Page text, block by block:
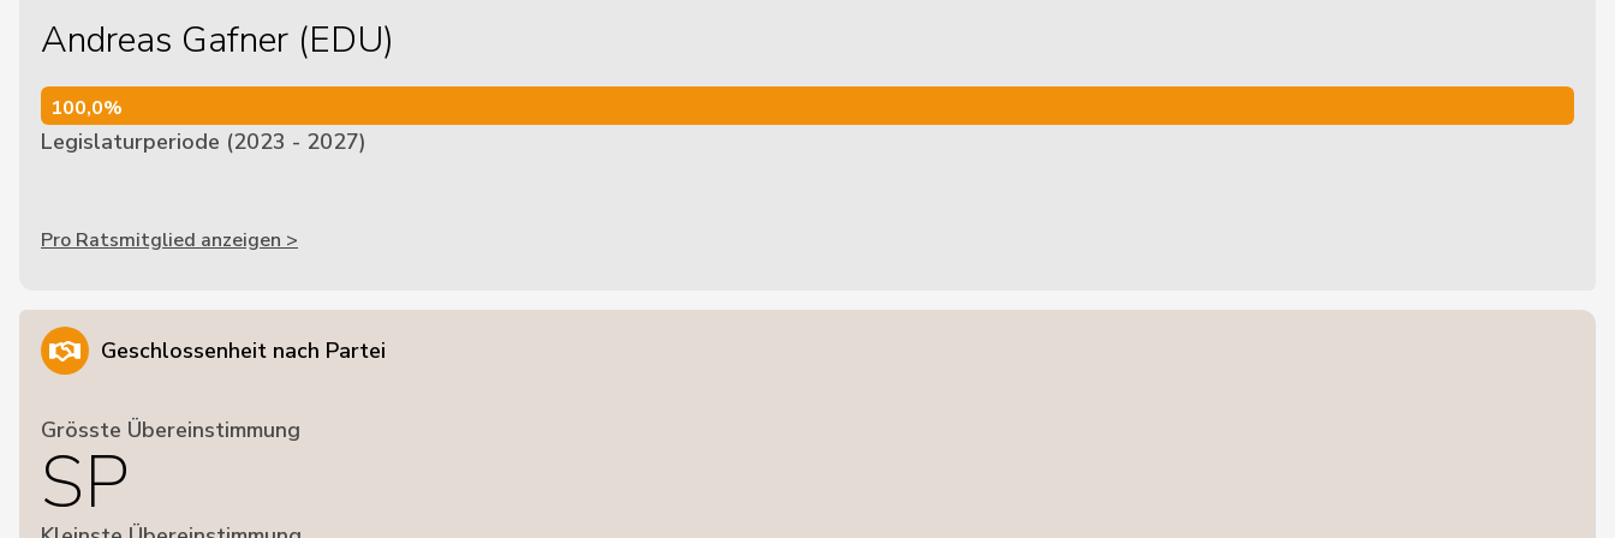
Andreas Gafner (EDU)
100,0%
100,0%
Legislaturperiode (2023 - 2027)
Pro Ratsmitglied anzeigen >
Geschlossenheit nach Partei
Grösste Übereinstimmung
SP